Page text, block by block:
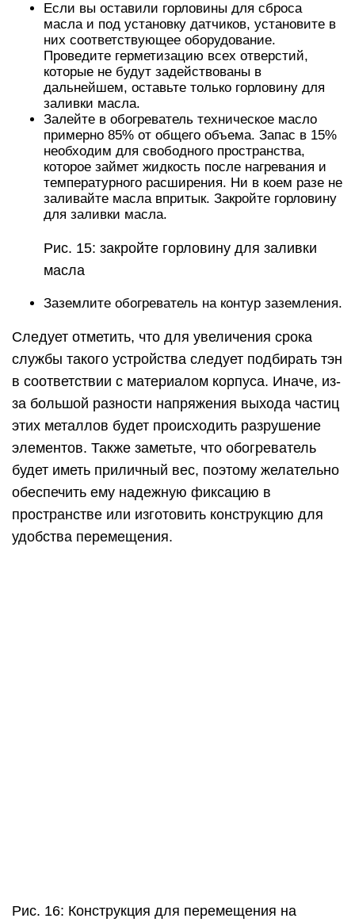
Если вы оставили горловины для сброса
масла и под установку датчиков, установите в
них соответствующее оборудование.
Проведите герметизацию всех отверстий,
которые не будут задействованы в
дальнейшем, оставьте только горловину для
заливки масла.
Залейте в обогреватель техническое масло
примерно 85% от общего объема. Запас в 15%
необходим для свободного пространства,
которое займет жидкость после нагревания и
температурного расширения. Ни в коем разе не
заливайте масла впритык. Закройте горловину
для заливки масла.
Рис. 15: закройте горловину для заливки
масла
Заземлите обогреватель на контур заземления.
Следует отметить, что для увеличения срока
службы такого устройства следует подбирать тэн
в соответствии с материалом корпуса. Иначе, из-
за большой разности напряжения выхода частиц
этих металлов будет происходить разрушение
элементов. Также заметьте, что обогреватель
будет иметь приличный вес, поэтому желательно
обеспечить ему надежную фиксацию в
пространстве или изготовить конструкцию для
удобства перемещения.
Рис. 16: Конструкция для перемещения на